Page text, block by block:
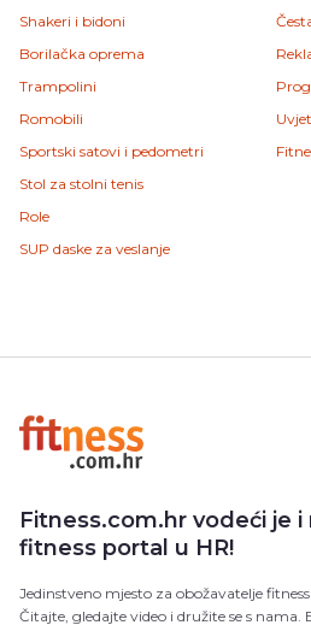
Shakeri i bidoni
Borilačka oprema
Trampolini
Romobili
Sportski satovi i pedometri
Stol za stolni tenis
Role
SUP daske za veslanje
Fitness.com.hr vodeći je i
fitness portal u HR!
Jedinstveno mjesto za obožavatelje
Čitajte, gledajte video i družite se s nama.